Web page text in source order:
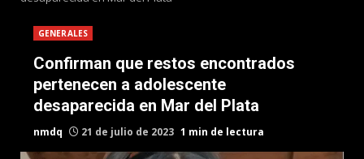
GENERALES
Confirman que restos encontrados
pertenecen a adolescente
desaparecida en Mar del Plata
nmdq 21 de julio de 2023 1 min de lectura